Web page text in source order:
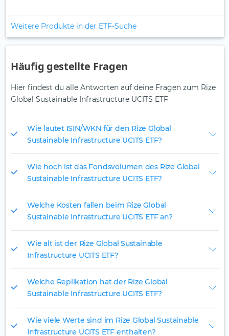
Weitere Produkte in der ETF-Suche
Häufig gestellte Fragen
Hier findest du alle Antworten auf deine Fragen zum Rize
Global Sustainable Infrastructure UCITS ETF
Wie lautet ISIN/WKN für den Rize Global
Sustainable Infrastructure UCITS ETF?
Wie hoch ist das Fondsvolumen des Rize Global
Sustainable Infrastructure UCITS ETF?
Welche Kosten fallen beim Rize Global
Sustainable Infrastructure UCITS ETF an?
Wie alt ist der Rize Global Sustainable
Infrastructure UCITS ETF?
Welche Replikation hat der Rize Global
Sustainable Infrastructure UCITS ETF?
Wie viele Werte sind im Rize Global Sustainable
Infrastructure UCITS ETF enthalten?